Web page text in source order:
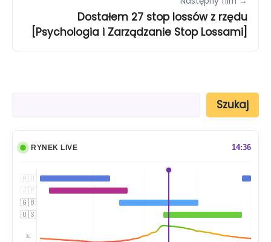
Dostałem 27 stop lossów z rzędu
[Psychologia i Zarządzanie Stop Lossami]
Szukaj
RYNEK LIVE 14:36
🇦🇺
🇯🇵
🇬🇧
🇺🇸
📊